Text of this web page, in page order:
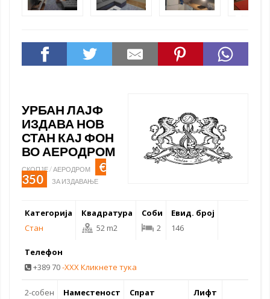
УРБАН ЛАЈФ
ИЗДАВА НОВ
СТАН КАЈ ФОН
ВО АЕРОДРОМ
СКОПЈЕ / АЕРОДРОМ
€
350
ЗА ИЗДАВАЊЕ
Категорија
Стан
Квадратура
52 m2
Соби
2
Евид. број
146
Телефон
+389 70-XXX Кликнете тука
2-собен
Наместеност
Спрат
Лифт